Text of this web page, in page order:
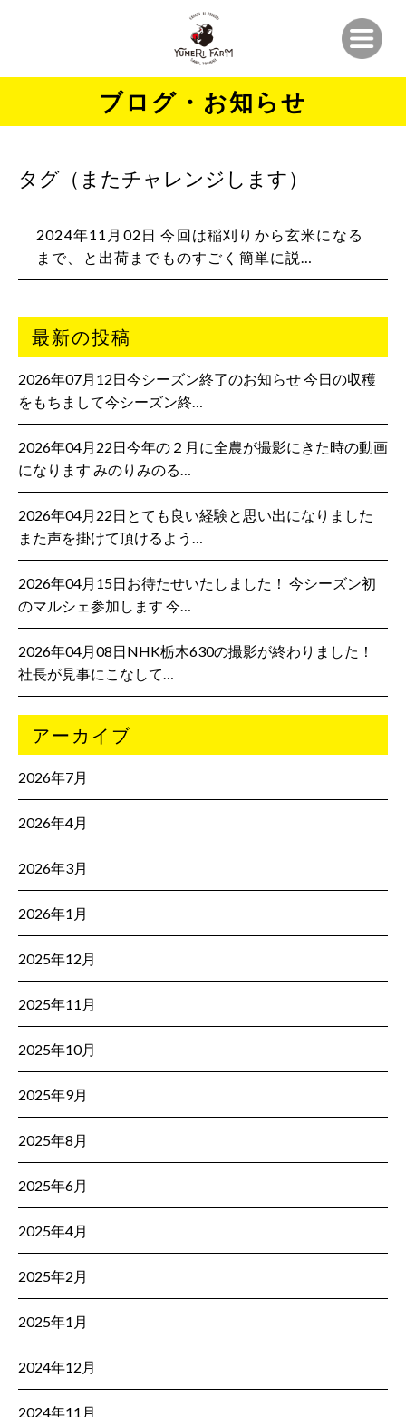
ブログ・お知らせ
タグ（またチャレンジします）
2024年11月02日 今回は稲刈りから玄米になる
まで、と出荷までものすごく簡単に説…
最新の投稿
2026年07月12日今シーズン終了のお知らせ 今日の収穫
をもちまして今シーズン終…
2026年04月22日今年の２月に全農が撮影にきた時の動画
になります みのりみのる…
2026年04月22日とても良い経験と思い出になりました
また声を掛けて頂けるよう…
2026年04月15日お待たせいたしました！ 今シーズン初
のマルシェ参加します 今…
2026年04月08日NHK栃木630の撮影が終わりました！
社長が見事にこなして…
アーカイブ
2026年7月
2026年4月
2026年3月
2026年1月
2025年12月
2025年11月
2025年10月
2025年9月
2025年8月
2025年6月
2025年4月
2025年2月
2025年1月
2024年12月
2024年11月